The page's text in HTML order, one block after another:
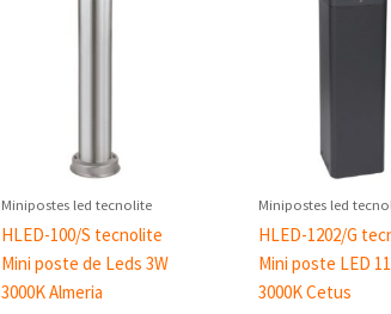
Minipostes led tecnolite
HLED-100/S tecnolite
Mini poste de Leds 3W
3000K Almeria
Minipostes led
HLED-1202/G
Mini poste LED
3000K Cetus